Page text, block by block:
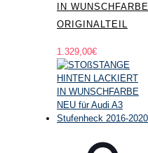
IN WUNSCHFARBE
ORIGINALTEIL
1.329,00€